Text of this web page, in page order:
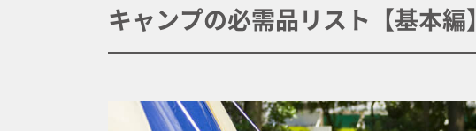
キャンプの必需品リスト【基本編】